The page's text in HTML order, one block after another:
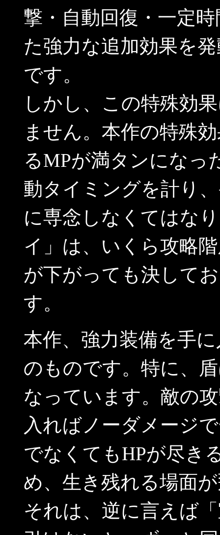
撃・自動回復・一定
た強力な追加効果を
です。
しかし、この特殊効
ません。本作の特殊
るMPが満タンになっ
動タイミングを計り
に専念しなくてはな
イ」は、いくら攻略
が下がっても決して
す。
本作、強力装備を手
のものです。特に、
なっています。敵の
入ればノーダメージ
でなくてもHPが尽き
め、生き残れる場面
それは、逆に言えば